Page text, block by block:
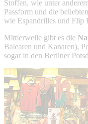
Stoffen, wie unter
Passform und die
wie Espandrilles und Flip
Mittlerweile gibt es die
Balearen und Kanaren),
sogar in den Berliner